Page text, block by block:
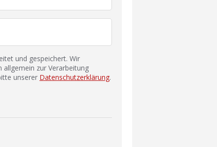
und gespeichert. Wir
zur Verarbeitung
unserer Datenschutzerklärung.